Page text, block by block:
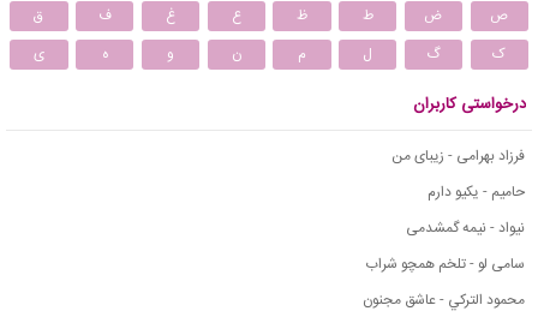
ص
ض ط ظ ع غ ف
ق
ک
گ ل م ن و ه ی
درخواستی کاربران
فرزاد بهرامی - زیبای من
حامیم - یکیو دارم
نیواد - نیمه گمشدمی
سامی لو - تلخم همچو شراب
محمود التركي - عاشق مجنون